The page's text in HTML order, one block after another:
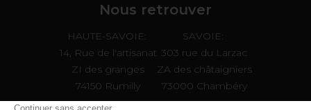
Nous retrouver
HAUTE-SAVOIE:
14, Rue de l'artisanat
ZI des granges
74150 Rumilly
SAVOIE:
303 rue du Larzac
ZA des châtaigniers
73000 Chambéry